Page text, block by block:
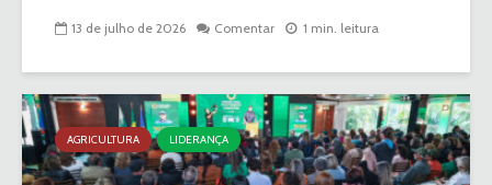
13 de julho de 2026 Comentar 1 min. leitura
AGRICULTURA LIDERANÇA